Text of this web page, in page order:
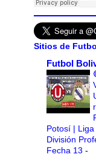
Sitios de
Futbol
Potosí | Liga
División
Fecha 13 -